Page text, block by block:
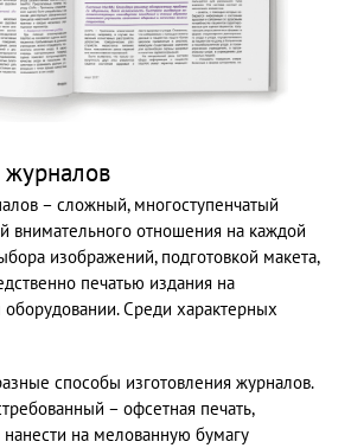
журналов
– сложный, многоступенчатый
внимательного отношения на каждой
изображений, подготовкой макета,
печатью издания на
Среди характерных
способы изготовления журналов.
– офсетная печать,
на мелованную бумагу